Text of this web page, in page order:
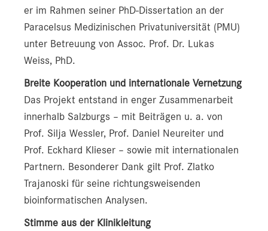
er im Rahmen seiner PhD-Dissertation an der
Paracelsus Medizinischen Privatuniversität (PMU)
unter Betreuung von Assoc. Prof. Dr. Lukas
Weiss, PhD.
Breite Kooperation und internationale Vernetzung
Das Projekt entstand in enger Zusammenarbeit
innerhalb Salzburgs – mit Beiträgen u. a. von
Prof. Silja Wessler, Prof. Daniel Neureiter und
Prof. Eckhard Klieser – sowie mit internationalen
Partnern. Besonderer Dank gilt Prof. Zlatko
Trajanoski für seine richtungsweisenden
bioinformatischen Analysen.
Stimme aus der Klinikleitung